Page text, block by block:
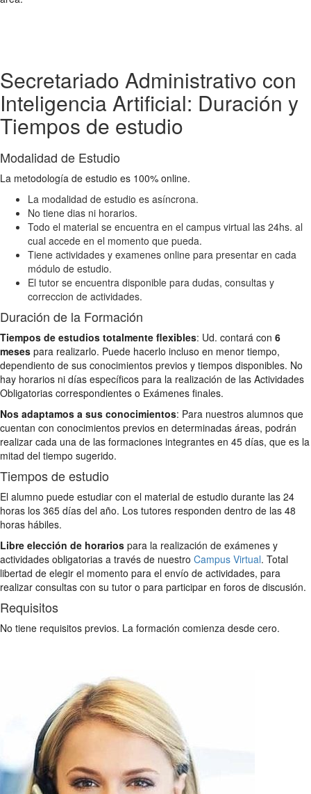
Secretariado Administrativo con
Inteligencia Artificial: Duración y
Tiempos de estudio
Modalidad de Estudio
La metodología de estudio es 100% online.
La modalidad de estudio es asíncrona.
No tiene dias ni horarios.
Todo el material se encuentra en el campus virtual las 24hs. al
cual accede en el momento que pueda.
Tiene actividades y examenes online para presentar en cada
módulo de estudio.
El tutor se encuentra disponible para dudas, consultas y
correccion de actividades.
Duración de la Formación
Tiempos de estudios totalmente flexibles: Ud. contará con 6
meses para realizarlo. Puede hacerlo incluso en menor tiempo,
dependiento de sus conocimientos previos y tiempos disponibles. No
hay horarios ni días específicos para la realización de las Actividades
Obligatorias correspondientes o Exámenes finales.
Nos adaptamos a sus conocimientos: Para nuestros alumnos que
cuentan con conocimientos previos en determinadas áreas, podrán
realizar cada una de las formaciones integrantes en 45 días, que es la
mitad del tiempo sugerido.
Tiempos de estudio
El alumno puede estudiar con el material de estudio durante las 24
horas los 365 días del año. Los tutores responden dentro de las 48
horas hábiles.
Libre elección de horarios para la realización de exámenes y
actividades obligatorias a través de nuestro Campus Virtual. Total
libertad de elegir el momento para el envío de actividades, para
realizar consultas con su tutor o para participar en foros de discusión.
Requisitos
No tiene requisitos previos. La formación comienza desde cero.